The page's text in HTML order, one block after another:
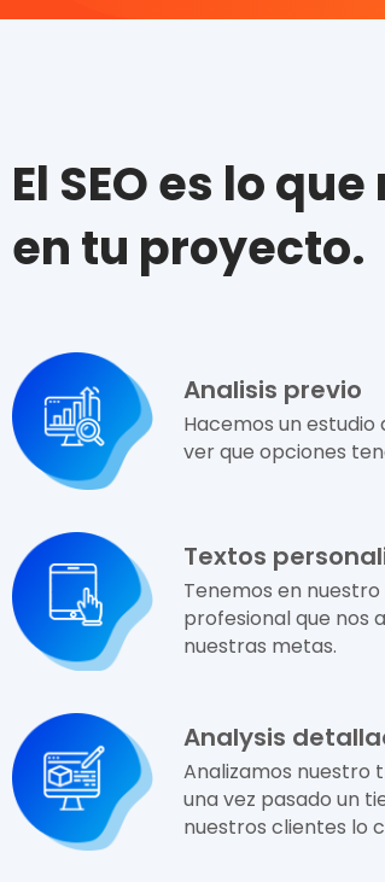
El SEO es lo
en tu proyecto.
Analisis previo
Hacemos un
ver que opciones
Textos
Tenemos en nuestro
profesional que nos
nuestras metas.
Analysis
Analizamos nuestro
una vez pasado un
nuestros clientes lo